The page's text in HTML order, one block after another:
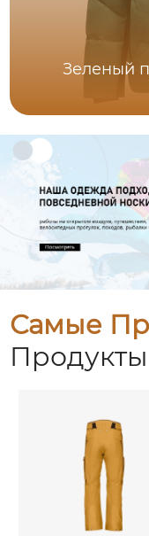
Зеленый
Самые
Продукты